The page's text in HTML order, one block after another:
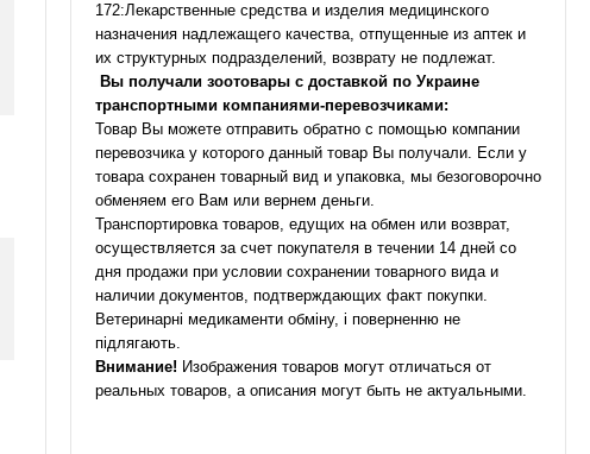
172:Лекарственные средства и изделия медицинского
назначения надлежащего качества, отпущенные из аптек и
их структурных подразделений, возврату не подлежат.
Вы получали зоотовары с доставкой по Украине
транспортными компаниями-перевозчиками:
Товар Вы можете отправить обратно с помощью компании
перевозчика у которого данный товар Вы получали. Если у
товара сохранен товарный вид и упаковка, мы безоговорочно
обменяем его Вам или вернем деньги.
Транспортировка товаров, едущих на обмен или возврат,
осуществляется за счет покупателя в течении 14 дней со
дня продажи при условии сохранении товарного вида и
наличии документов, подтверждающих факт покупки.
Ветеринарні медикаменти обміну, і поверненню не
підлягають.
Внимание! Изображения товаров могут отличаться от
реальных товаров, а описания могут быть не актуальными.